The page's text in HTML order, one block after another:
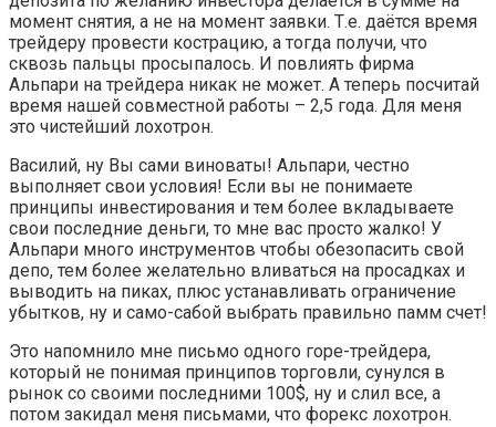
момент снятия, а не на момент заявки. Т.е. даётся время
трейдеру провести кострацию, а тогда получи, что
сквозь пальцы просыпалось. И повлиять фирма
Альпари на трейдера никак не может. А теперь посчитай
время нашей совместной работы – 2,5 года. Для меня
это чистейший лохотрон.
Василий, ну Вы сами виноваты! Альпари, честно
выполняет свои условия! Если вы не понимаете
принципы инвестирования и тем более вкладываете
свои последние деньги, то мне вас просто жалко! У
Альпари много инструментов чтобы обезопасить свой
депо, тем более желательно вливаться на просадках и
выводить на пиках, плюс устанавливать ограничение
убытков, ну и само-сабой выбрать правильно памм счет!
Это напомнило мне письмо одного горе-трейдера,
который не понимая принципов торговли, сунулся в
рынок со своими последними 100$, ну и слил все, а
потом закидал меня письмами, что форекс лохотрон.